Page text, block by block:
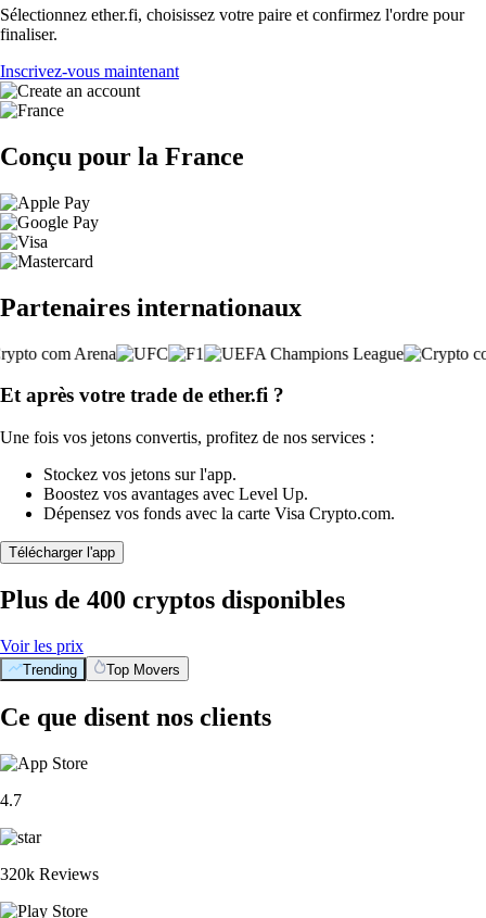
Sélectionnez ether.fi, choisissez votre paire et confirmez l'ordre pour
finaliser.
Inscrivez-vous maintenant
Conçu pour la France
Partenaires internationaux
Et après votre trade de ether.fi ?
Une fois vos jetons convertis, profitez de nos services :
Stockez vos jetons sur l'app.
Boostez vos avantages avec Level Up.
Dépensez vos fonds avec la carte Visa Crypto.com.
Télécharger l'app
Plus de 400 cryptos disponibles
Voir les prix
Trending Top Movers
Ce que disent nos clients
4.7
320k Reviews